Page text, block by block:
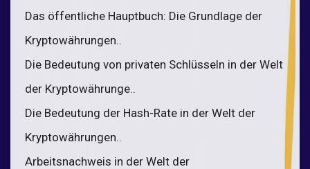
Das öffentliche Hauptbuch: Die Grundlage der
Kryptowährungen..
Die Bedeutung von privaten Schlüsseln in der Welt
der Kryptowährunge..
Die Bedeutung der Hash-Rate in der Welt der
Kryptowährungen..
Arbeitsnachweis in der Welt der